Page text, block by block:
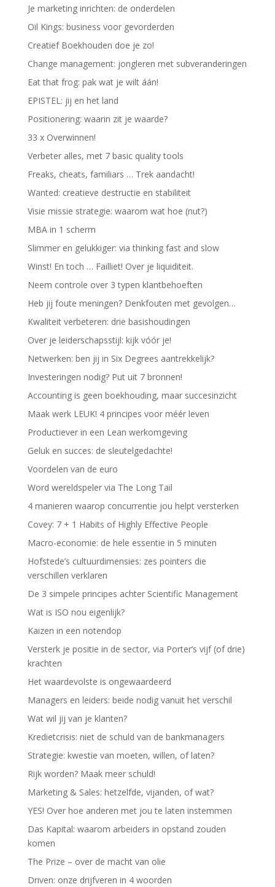
Je marketing inrichten: de onderdelen
Oil Kings: business voor gevorderden
Creatief Boekhouden doe je zo!
Change management: jongleren met subveranderingen
Eat that frog: pak wat je wilt áán!
EPISTEL: jij en het land
Positionering: waarin zit je waarde?
33 x Overwinnen!
Verbeter alles, met 7 basic quality tools
Freaks, cheats, familiars … Trek aandacht!
Wanted: creatieve destructie en stabiliteit
Visie missie strategie: waarom wat hoe (nut?)
MBA in 1 scherm
Slimmer en gelukkiger: via thinking fast and slow
Winst! En toch … Failliet! Over je liquiditeit.
Neem controle over 3 typen klantbehoeften
Heb jij foute meningen? Denkfouten met gevolgen…
Kwaliteit verbeteren: drie basishoudingen
Over je leiderschapsstijl: kijk vóór je!
Netwerken: ben jij in Six Degrees aantrekkelijk?
Investeringen nodig? Put uit 7 bronnen!
Accounting is geen boekhouding, maar succesinzicht
Maak werk LEUK! 4 principes voor méér leven
Productiever in een Lean werkomgeving
Geluk en succes: de sleutelgedachte!
Voordelen van de euro
Word wereldspeler via The Long Tail
4 manieren waarop concurrentie jou helpt versterken
Covey: 7 + 1 Habits of Highly Effective People
Macro-economie: de hele essentie in 5 minuten
Hofstede’s cultuurdimensies: zes pointers die
verschillen verklaren
De 3 simpele principes achter Scientific Management
Wat is ISO nou eigenlijk?
Kaizen in een notendop
Versterk je positie in de sector, via Porter’s vijf (of drie)
krachten
Het waardevolste is ongewaardeerd
Managers en leiders: beide nodig vanuit het verschil
Wat wil jij van je klanten?
Kredietcrisis: niet de schuld van de bankmanagers
Strategie: kwestie van moeten, willen, of laten?
Rijk worden? Maak meer schuld!
Marketing & Sales: hetzelfde, vijanden, of wat?
YES! Over hoe anderen met jou te laten instemmen
Das Kapital: waarom arbeiders in opstand zouden
komen
The Prize – over de macht van olie
Driven: onze drijfveren in 4 woorden